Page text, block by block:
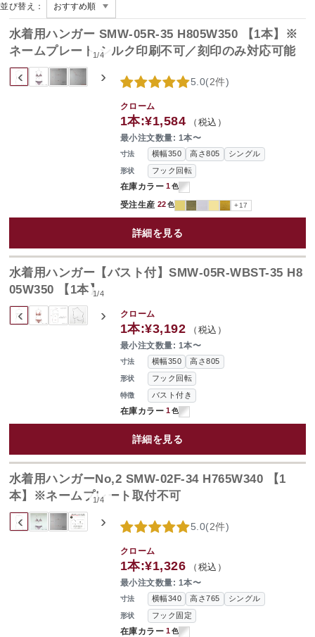
並び替え：
‹ ›
1/4
水着用ハンガー SMW-05R-35 H805W350 【1本】※
ネームプレート シルク印刷不可／刻印のみ対応可能
寸法 横幅350 高さ805 シングル
形状 フック回転
在庫カラー 1色
受注生産 22色 +17
5.0(2件)
クローム
1本:¥1,584 （税込）
最小注文数量: 1本〜
詳細を見る
‹ ›
1/4
水着用ハンガー【バスト付】SMW-05R-WBST-35 H8
05W350 【1本】
寸法 横幅350 高さ805
形状 フック回転
特徴 バスト付き
在庫カラー 1色
クローム
1本:¥3,192 （税込）
最小注文数量: 1本〜
詳細を見る
‹ ›
1/4
水着用ハンガーNo,2 SMW-02F-34 H765W340 【1
本】※ネームプレート取付不可
寸法 横幅340 高さ765 シングル
形状 フック固定
在庫カラー 1色
5.0(2件)
クローム
1本:¥1,326 （税込）
最小注文数量: 1本〜